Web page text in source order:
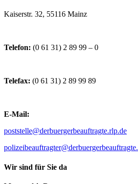
Kaiserstr. 32, 55116 Mainz
Telefon: (0 61 31) 2 89 99 – 0
Telefax: (0 61 31) 2 89 99 89
E-Mail:
poststelle@derbuergerbeauftragte.rlp.de
Wir sind für Sie da